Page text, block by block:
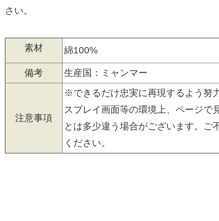
さい。
素材 綿100%
備考 生産国：ミャンマー
注意事項
※できるだけ忠実に再現するよう努
スプレイ画面等の環境上、ページで
とは多少違う場合がございます。ご
ください。